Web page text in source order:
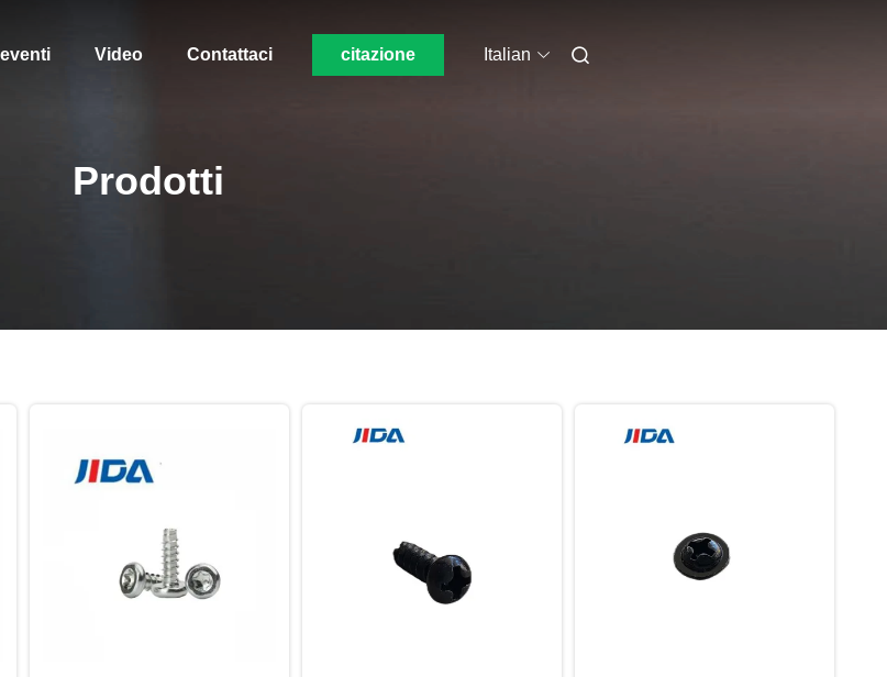
eventi Video Contattaci citazione Italian
Prodotti